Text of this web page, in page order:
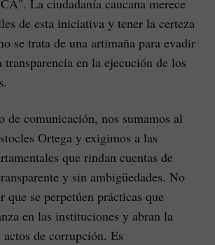
La ciudadanía caucana merece
de esta iniciativa y tener la certeza
se trata de una artimaña para evadir
en la ejecución de los
de comunicación, nos sumamos al
Ortega y exigimos a las
que rindan cuentas de
y sin ambigüedades. No
que se perpetúen prácticas que
en las instituciones y abran la
de corrupción. Es